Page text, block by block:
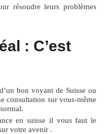
résoudre leurs problèmes
: C’est
bon voyant de Suisse ou
consultation sur vous-même
en suisse il vous faut le
votre avenir .